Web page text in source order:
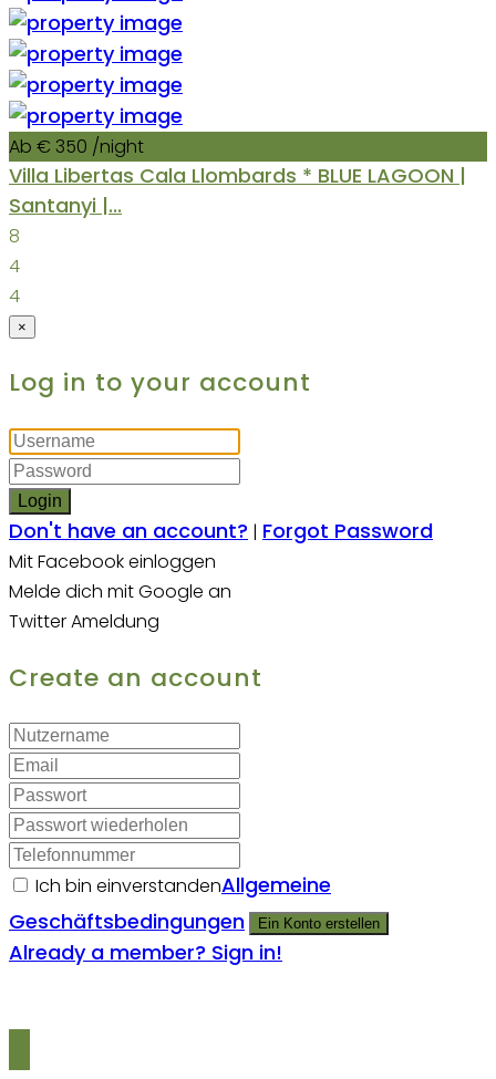
Ab € 350 /night
Villa Libertas Cala Llombards * BLUE LAGOON |
Santanyi |...
8
4
4
×
Log in to your account
Login
Don't have an account? | Forgot Password
Mit Facebook einloggen
Melde dich mit Google an
Twitter Ameldung
Create an account
Ich bin einverstandenAllgemeine
Geschäftsbedingungen
Ein Konto erstellen
Already a member? Sign in!